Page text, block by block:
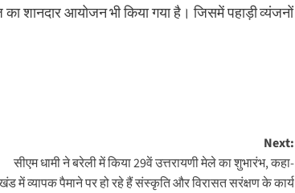
शानदार आयोजन भी किया गया है। जिसमें पहाड़ी व्यंजनों
Next:
सीएम धामी ने बरेली में किया 29वें उत्तरायणी मेले का शुभारंभ, कहा-
में व्यापक पैमाने पर हो रहे हैं संस्कृति और विरासत सरंक्षण के कार्य